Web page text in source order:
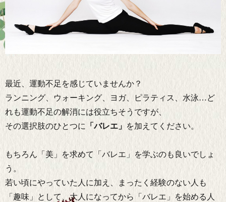
最近、運動不足を感じていませんか？
ランニング、ウォーキング、ヨガ、ピラティス、水泳…ど
れも運動不足の解消には役立ちそうですが、
その選択肢のひとつに 「バレエ」 を加えてください。
もちろん「美」を求めて「バレエ」を学ぶのも良いでしょ
う。
若い頃にやっていた人に加え、まったく経験のない人も
「趣味」として、大人になってから「バレエ」を始める人